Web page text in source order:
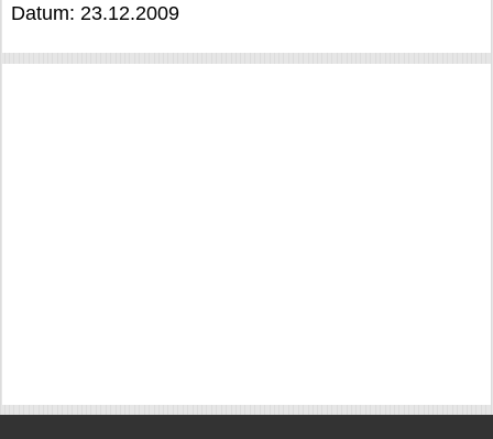
Datum: 23.12.2009